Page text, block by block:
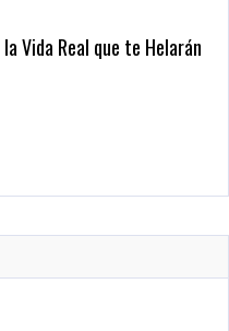
Vida Real que te Helarán
ritos ya está disponible